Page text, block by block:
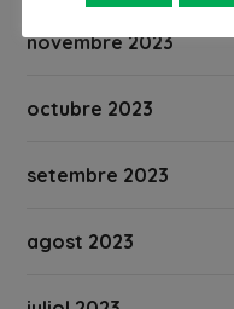
novembre 2023
octubre 2023
setembre 2023
agost 2023